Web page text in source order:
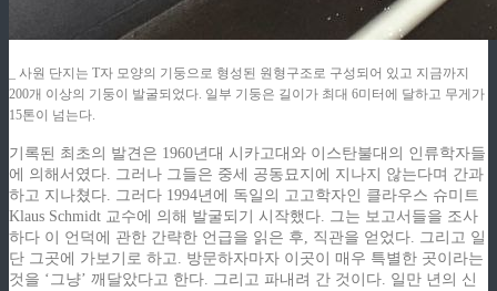
_ 사원 단지는 T자 모양의 기둥으로 형성된 원형구조로 구성되어 있고 지금까지
200개 이상의 기둥이 발굴되었다. 일부 기둥은 길이가 최대 6미터에 달하고 무게가
15톤이 넘는다.
기록된 최초의 발견은 1960년대 시카고대와 이스탄불대의 인류학자들
에 의해서였다. 그러나 그들은 중세 공동묘지에 지나지 않는다며 간과
하고 지나쳤다. 그러다 1994년에 독일의 고고학자인 클라우스 슈미트
Klaus Schmidt 교수에 의해 발굴되기 시작했다. 그는 보고서들을 조사
하다 이 언덕에 관한 간략한 언급을 읽은 후, 직관을 얻었다. 그리고 일
단 그곳에 가보기로 하고. 방문하자마자 이곳이 매우 특별한 곳이라는
것을 ‘그냥’ 깨달았다고 한다. 그리고 파내려 간 것이다. 일만 년의 신